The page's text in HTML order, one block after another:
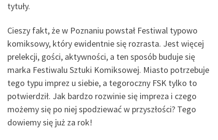
tytuły.
Cieszy fakt, że w Poznaniu powstał Festiwal typowo
komiksowy, który ewidentnie się rozrasta. Jest więcej
prelekcji, gości, aktywności, a ten sposób buduje się
marka Festiwalu Sztuki Komiksowej. Miasto potrzebuje
tego typu imprez u siebie, a tegoroczny FSK tylko to
potwierdził. Jak bardzo rozwinie się impreza i czego
możemy się po niej spodziewać w przyszłości? Tego
dowiemy się już za rok!